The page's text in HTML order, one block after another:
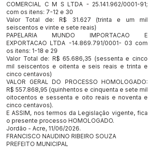
COMERCIAL C M S LTDA - 25.141.962/0001-91;
com os itens: 7-12 e 30
Valor Total de: R$ 31.627 (trinta e um mil
seiscentos e vinte e sete reais)
PAPELARIA MUNDO IMPORTACAO E
EXPORTACAO LTDA -14.869.791/0001- 03 com
os itens: 1-18 e 29
Valor Total de: R$ 65.686,35 (sessenta e cinco
mil seiscentos e oitenta e seis reais e trinta e
cinco centavos)
VALOR GERAL DO PROCESSO HOMOLOGADO:
R$ 557.868,95 (quinhentos e cinquenta e sete mil
oitocentos e sessenta e oito reais e noventa e
cinco centavos).
E ASSIM, nos termos da Legislação vigente, fica
o presente processo HOMOLOGADO.
Jordão - Acre, 11/06/2026.
FRANCISCO NAUDINO RIBEIRO SOUZA
PREFEITO MUNICIPAL